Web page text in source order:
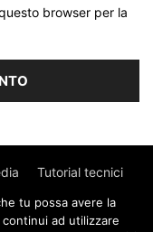
browser per la
Tutorial tecnici
tu possa avere la
ad utilizzare